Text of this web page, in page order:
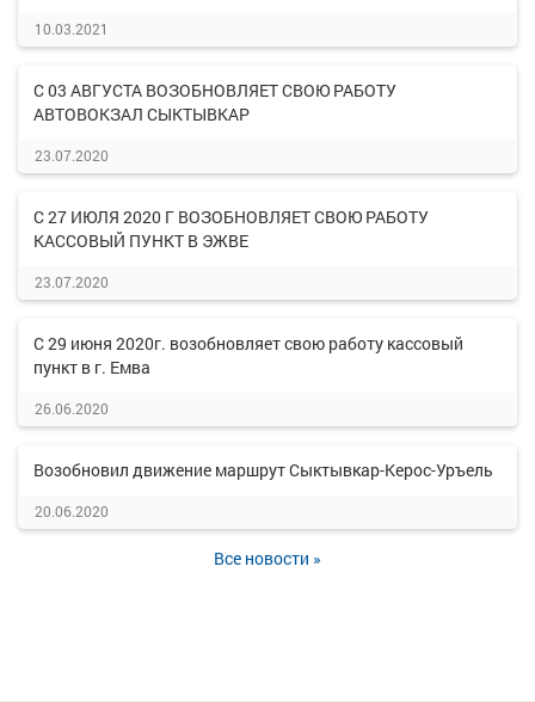
10.03.2021
С 03 АВГУСТА ВОЗОБНОВЛЯЕТ СВОЮ РАБОТУ
АВТОВОКЗАЛ СЫКТЫВКАР
23.07.2020
С 27 ИЮЛЯ 2020 Г ВОЗОБНОВЛЯЕТ СВОЮ РАБОТУ
КАССОВЫЙ ПУНКТ В ЭЖВЕ
23.07.2020
С 29 июня 2020г. возобновляет свою работу кассовый
пункт в г. Емва
26.06.2020
Возобновил движение маршрут Сыктывкар-Керос-Уръель
20.06.2020
Все новости »